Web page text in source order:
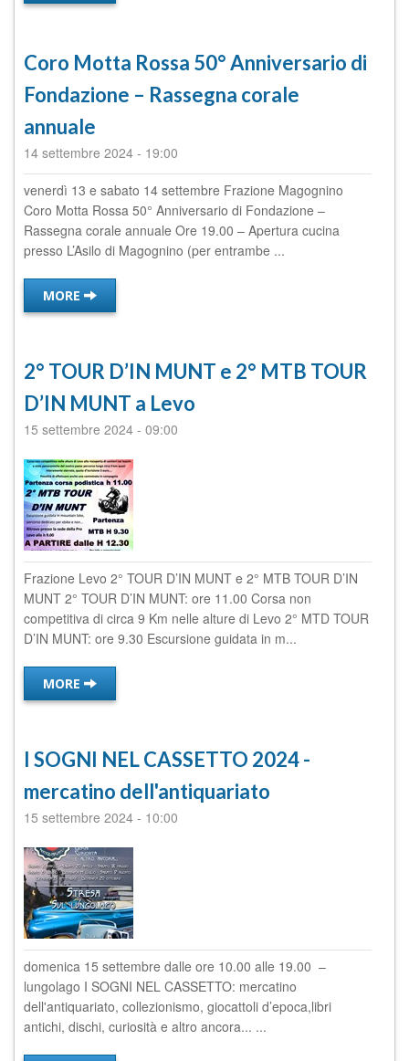
Coro Motta Rossa 50° Anniversario di
Fondazione – Rassegna corale
annuale
14 settembre 2024 - 19:00
venerdì 13 e sabato 14 settembre Frazione Magognino
Coro Motta Rossa 50° Anniversario di Fondazione –
Rassegna corale annuale Ore 19.00 – Apertura cucina
presso L’Asilo di Magognino (per entrambe ...
MORE
2° TOUR D’IN MUNT e 2° MTB TOUR
D’IN MUNT a Levo
15 settembre 2024 - 09:00
Frazione Levo 2° TOUR D’IN MUNT e 2° MTB TOUR D’IN
MUNT 2° TOUR D’IN MUNT: ore 11.00 Corsa non
competitiva di circa 9 Km nelle alture di Levo 2° MTD TOUR
D’IN MUNT: ore 9.30 Escursione guidata in m...
MORE
I SOGNI NEL CASSETTO 2024 -
mercatino dell'antiquariato
15 settembre 2024 - 10:00
domenica 15 settembre dalle ore 10.00 alle 19.00 –
lungolago I SOGNI NEL CASSETTO: mercatino
dell'antiquariato, collezionismo, giocattoli d’epoca,libri
antichi, dischi, curiosità e altro ancora... ...